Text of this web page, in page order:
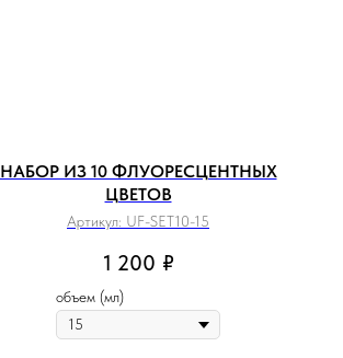
НАБОР ИЗ 10 ФЛУОРЕСЦЕНТНЫХ
ЦВЕТОВ
Артикул: UF-SET10-15
1 200 ₽
объем (мл)